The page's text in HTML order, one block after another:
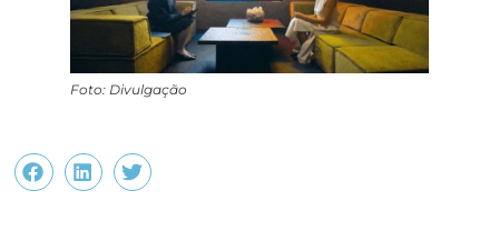
Foto: Divulgação